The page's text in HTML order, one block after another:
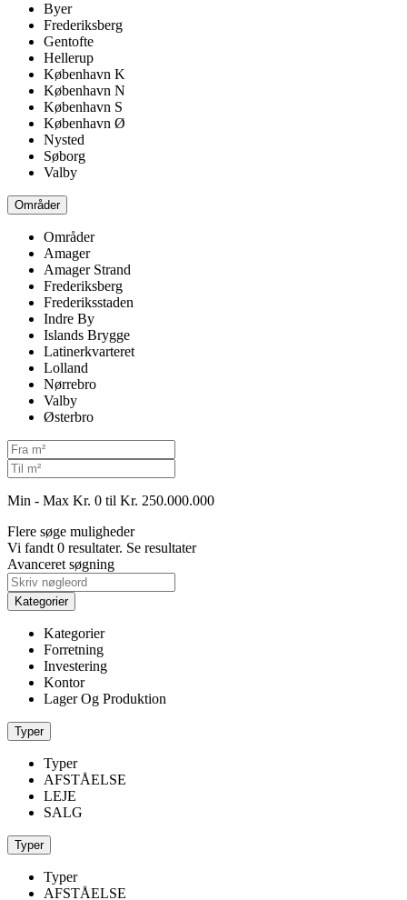
Byer
Frederiksberg
Gentofte
Hellerup
København K
København N
København S
København Ø
Nysted
Søborg
Valby
Områder
Områder
Amager
Amager Strand
Frederiksberg
Frederiksstaden
Indre By
Islands Brygge
Latinerkvarteret
Lolland
Nørrebro
Valby
Østerbro
Min - Max Kr. 0 til Kr. 250.000.000
Flere søge muligheder
Vi fandt 0 resultater. Se resultater
Avanceret søgning
Kategorier
Kategorier
Forretning
Investering
Kontor
Lager Og Produktion
Typer
Typer
AFSTÅELSE
LEJE
SALG
Typer
Typer
AFSTÅELSE